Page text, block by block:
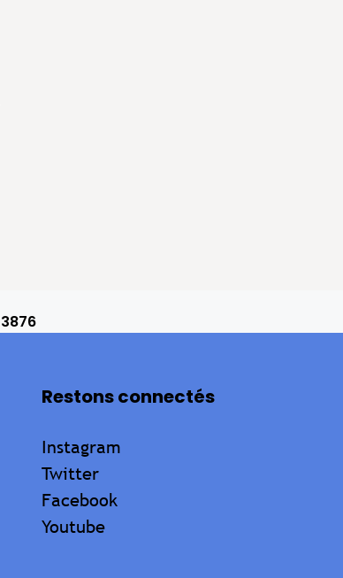
3876
Restons connectés
Instagram
Twitter
Facebook
Youtube